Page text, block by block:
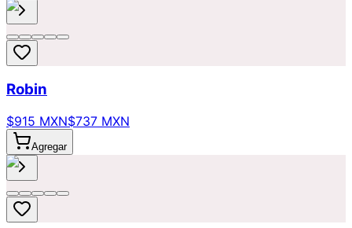
Robin
$915 MXN$737 MXN
Agregar